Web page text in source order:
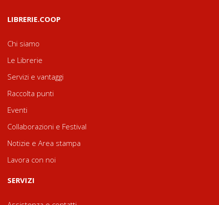
LIBRERIE.COOP
Chi siamo
Le Librerie
Servizi e vantaggi
Raccolta punti
Eventi
Collaborazioni e Festival
Notizie e Area stampa
Lavora con noi
SERVIZI